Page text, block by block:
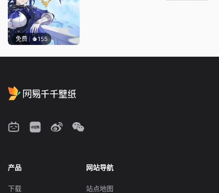
免费 155
产品
下载
网站导航
站点地图